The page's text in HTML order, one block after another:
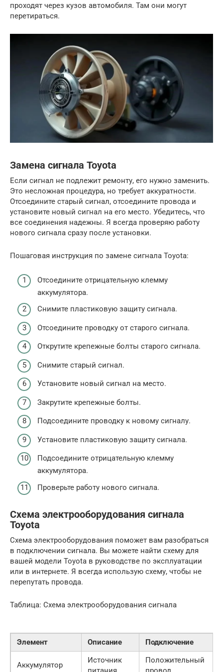
проходят через кузов автомобиля. Там они могут
перетираться.
Замена сигнала Toyota
Если сигнал не подлежит ремонту, его нужно заменить.
Это несложная процедура, но требует аккуратности.
Отсоедините старый сигнал, отсоедините провода и
установите новый сигнал на его место. Убедитесь, что
все соединения надежны. Я всегда проверяю работу
нового сигнала сразу после установки.
Пошаговая инструкция по замене сигнала Toyota:
Отсоедините отрицательную клемму
аккумулятора.
Снимите пластиковую защиту сигнала.
Отсоедините проводку от старого сигнала.
Открутите крепежные болты старого сигнала.
Снимите старый сигнал.
Установите новый сигнал на место.
Закрутите крепежные болты.
Подсоедините проводку к новому сигналу.
Установите пластиковую защиту сигнала.
Подсоедините отрицательную клемму
аккумулятора.
Проверьте работу нового сигнала.
Схема электрооборудования сигнала
Toyota
Схема электрооборудования поможет вам разобраться
в подключении сигнала. Вы можете найти схему для
вашей модели Toyota в руководстве по эксплуатации
или в интернете. Я всегда использую схему, чтобы не
перепутать провода.
Таблица: Схема электрооборудования сигнала
Элемент Описание Подключение
Аккумулятор
Источник
Положительный